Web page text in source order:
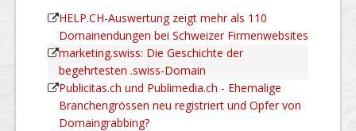
HELP.CH-Auswertung zeigt mehr als 110
Domainendungen bei Schweizer Firmenwebsites
marketing.swiss: Die Geschichte der
begehrtesten .swiss-Domain
Publicitas.ch und Publimedia.ch - Ehemalige
Branchengrössen neu registriert und Opfer von
Domaingrabbing?